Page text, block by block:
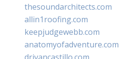
thesoundarchitects.com
allin1roofing.com
keepjudgewebb.com
anatomyofadventure.com